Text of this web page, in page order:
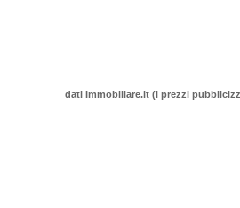
dati Immobiliare.it (i prezzi